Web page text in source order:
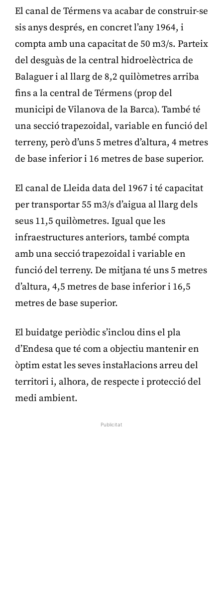
El canal de Térmens va acabar de construir-se
sis anys després, en concret l’any 1964, i
compta amb una capacitat de 50 m3/s. Parteix
del desguàs de la central hidroelèctrica de
Balaguer i al llarg de 8,2 quilòmetres arriba
fins a la central de Térmens (prop del
municipi de Vilanova de la Barca). També té
una secció trapezoidal, variable en funció del
terreny, però d’uns 5 metres d’altura, 4 metres
de base inferior i 16 metres de base superior.
El canal de Lleida data del 1967 i té capacitat
per transportar 55 m3/s d’aigua al llarg dels
seus 11,5 quilòmetres. Igual que les
infraestructures anteriors, també compta
amb una secció trapezoidal i variable en
funció del terreny. De mitjana té uns 5 metres
d’altura, 4,5 metres de base inferior i 16,5
metres de base superior.
El buidatge periòdic s’inclou dins el pla
d’Endesa que té com a objectiu mantenir en
òptim estat les seves instal·lacions arreu del
territori i, alhora, de respecte i protecció del
medi ambient.
Publicitat